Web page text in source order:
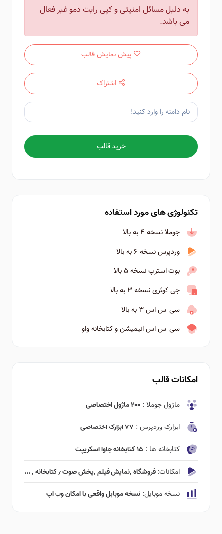
به دلیل مسائل امنیتی و کپی رایت دمو غیر فعال
می باشد.
پیش نمایش قالب
اشتراک
خرید قالب
تکنولوژی های مورد استفاده
جوملا نسخه ۴ به بالا
وردپرس نسخه ۶ به بالا
بوت استرپ نسخه ۵ بالا
جی کوئری نسخه ۳ به بالا
سی اس اس ۳ به بالا
سی اس اس انیمیشن و کتابخانه واو
امکانات قالب
ماژول جوملا : ۲۰۰ ماژول اختصاصی
ابزارک وردپرس : ۷۷ ابزارک اختصاصی
کتابخانه ها : ۱۵ کتابخانه جاوا اسکریپت
امکانات:فروشگاه ٬‌نمایش فیلم ٬‌پخش صوت ٫ کتابخانه ٬ ...
نسخه موبایل: نسخه موبایل واقعی با امکان وب اپ